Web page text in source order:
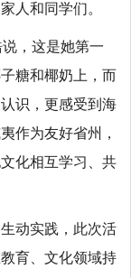
人和同学们。
，这是她第一
糖和椰奶上，而
识，更感受到海
作为友好省州，
化相互学习、共
动实践，此次活
育、文化领域持